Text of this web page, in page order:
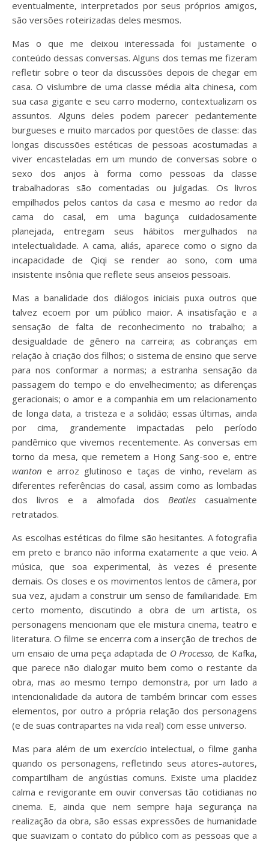
eventualmente, interpretados por seus próprios amigos,
são versões roteirizadas deles mesmos.
Mas o que me deixou interessada foi justamente o
conteúdo dessas conversas. Alguns dos temas me fizeram
refletir sobre o teor da discussões depois de chegar em
casa. O vislumbre de uma classe média alta chinesa, com
sua casa gigante e seu carro moderno, contextualizam os
assuntos. Alguns deles podem parecer pedantemente
burgueses e muito marcados por questões de classe: das
longas discussões estéticas de pessoas acostumadas a
viver encasteladas em um mundo de conversas sobre o
sexo dos anjos à forma como pessoas da classe
trabalhadoras são comentadas ou julgadas. Os livros
empilhados pelos cantos da casa e mesmo ao redor da
cama do casal, em uma bagunça cuidadosamente
planejada, entregam seus hábitos mergulhados na
intelectualidade. A cama, aliás, aparece como o signo da
incapacidade de Qiqi se render ao sono, com uma
insistente insônia que reflete seus anseios pessoais.
Mas a banalidade dos diálogos iniciais puxa outros que
talvez ecoem por um público maior. A insatisfação e a
sensação de falta de reconhecimento no trabalho; a
desigualdade de gênero na carreira; as cobranças em
relação à criação dos filhos; o sistema de ensino que serve
para nos conformar a normas; a estranha sensação da
passagem do tempo e do envelhecimento; as diferenças
geracionais; o amor e a companhia em um relacionamento
de longa data, a tristeza e a solidão; essas últimas, ainda
por cima, grandemente impactadas pelo período
pandêmico que vivemos recentemente. As conversas em
torno da mesa, que remetem a Hong Sang-soo e, entre
wantone arroz glutinoso e taças de vinho, revelam as
diferentes referências do casal, assim como as lombadas
dos livros e a almofada dos Beatlescasualmente
retratados.
As escolhas estéticas do filme são hesitantes. A fotografia
em preto e branco não informa exatamente a que veio. A
música, que soa experimental, às vezes é presente
demais. Os closes e os movimentos lentos de câmera, por
sua vez, ajudam a construir um senso de familiaridade. Em
certo momento, discutindo a obra de um artista, os
personagens mencionam que ele mistura cinema, teatro e
literatura. O filme se encerra com a inserção de trechos de
um ensaio de uma peça adaptada de O Processo, de Kafka,
que parece não dialogar muito bem como o restante da
obra, mas ao mesmo tempo demonstra, por um lado a
intencionalidade da autora de também brincar com esses
elementos, por outro a própria relação dos personagens
(e de suas contrapartes na vida real) com esse universo.
Mas para além de um exercício intelectual, o filme ganha
quando os personagens, refletindo seus atores-autores,
compartilham de angústias comuns. Existe uma placidez
calma e revigorante em ouvir conversas tão cotidianas no
cinema. E, ainda que nem sempre haja segurança na
realização da obra, são essas expressões de humanidade
que suavizam o contato do público com as pessoas que a